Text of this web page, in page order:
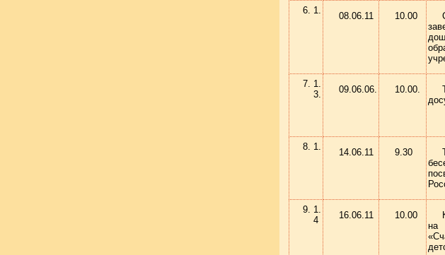
08.06.11 10.00
3. 09.06.06. 10.00.
14.06.11 9.30
4 16.06.11 10.00